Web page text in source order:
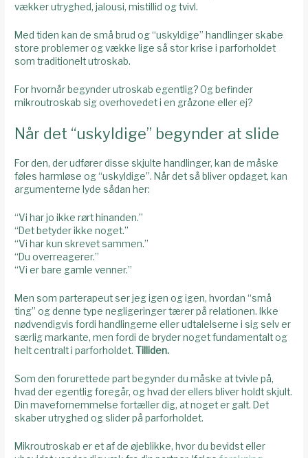
vækker utryghed, jalousi, mistillid og tvivl.
Med tiden kan de små brud og “uskyldige” handlinger skabe
store problemer og vække lige så stor krise i parforholdet
som traditionelt utroskab.
For hvornår begynder utroskab egentlig? Og befinder
mikroutroskab sig overhovedet i en gråzone eller ej?
Når det “uskyldige” begynder at slide
For den, der udfører disse skjulte handlinger, kan de måske
føles harmløse og “uskyldige”. Når det så bliver opdaget, kan
argumenterne lyde sådan her:
“Vi har jo ikke rørt hinanden.”
“Det betyder ikke noget.”
“Vi har kun skrevet sammen.”
“Du overreagerer.”
“Vi er bare gamle venner.”
Men som parterapeut ser jeg igen og igen, hvordan “små
ting” og denne type negligeringer tærer på relationen. Ikke
nødvendigvis fordi handlingerne eller udtalelserne i sig selv er
særlig markante, men fordi de bryder noget fundamentalt og
helt centralt i parforholdet.Tilliden.
Som den forurettede part begynder du måske at tvivle på,
hvad der egentlig foregår, og hvad der ellers bliver holdt skjult.
Din mavefornemmelse fortæller dig, at noget er galt. Det
skaber utryghed og slider på parforholdet.
Mikroutroskab er et af de øjeblikke, hvor du bevidst eller